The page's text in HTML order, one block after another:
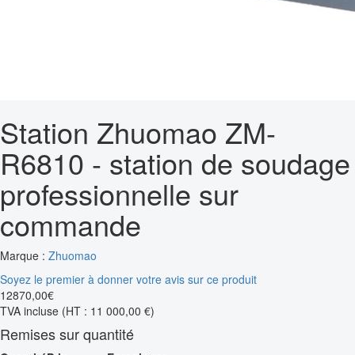
Station Zhuomao ZM-
R6810 - station de soudage
professionnelle sur
commande
Marque : Zhuomao
Soyez le premier à donner votre avis sur ce produit
12870,00€
TVA incluse (HT : 11 000,00 €)
Remises sur quantité